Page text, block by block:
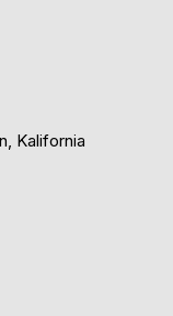
Kalifornia